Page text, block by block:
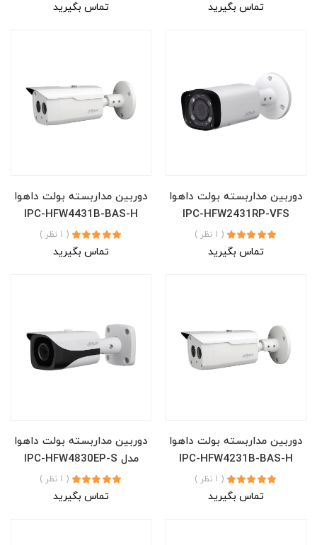
تماس بگیرید تماس بگیرید
دوربین مداربسته بولت داهوا
IPC-HFW2431RP-VFS
( 1 نظر )
تماس بگیرید
دوربین مداربسته بولت داهوا
IPC-HFW4431B-BAS-H
( 1 نظر )
تماس بگیرید
دوربین مداربسته بولت داهوا
IPC-HFW4231B-BAS-H
( 1 نظر )
تماس بگیرید
دوربین مداربسته بولت داهوا
مدل IPC-HFW4830EP-S
( 1 نظر )
تماس بگیرید